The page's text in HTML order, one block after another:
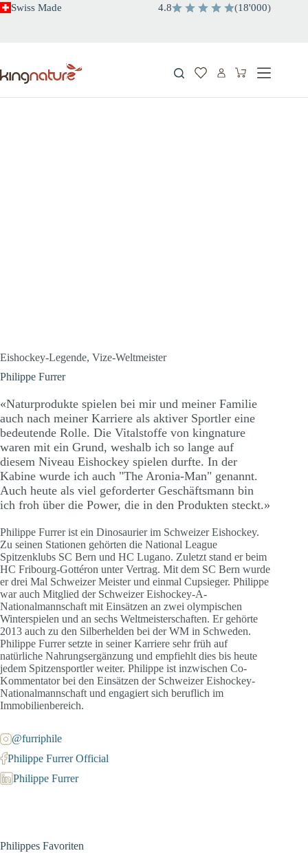
ZumSwiss Made 4.8 (18'000)
Warenkorb
Eishockey-Legende, Vize-Weltmeister
Philippe Furrer
«Naturprodukte spielen bei mir und meiner Familie
auch nach meiner Karriere als aktiver Sportler eine
bedeutende Rolle. Die Vitalstoffe von kingnature
waren mit ein Grund, weshalb ich so lange auf
diesem Niveau Eishockey spielen durfte. In der
Kabine wurde ich auch "The Aronia-Man" genannt.
Auch heute als viel geforderter Geschäftsmann bin
ich froh über die Power, die in den Produkten steckt.»
Philippe Furrer ist ein Dinosaurier im Schweizer Eishockey.
Zu seinen Stationen gehörten die National League
Spitzenklubs SC Bern und HC Lugano. Zuletzt stand er beim
HC Fribourg-Gottéron unter Vertrag. Mit dem SC Bern wurde
er drei Mal Schweizer Meister und einmal Cupsieger. Philippe
war auch Mitglied der Schweizer Eishockey-A-
Nationalmannschaft mit Einsätzen an zwei olympischen
Winterspielen und an sechs Weltmeisterschaften. Er gehörte
2013 auch zu den Silberhelden bei der WM in Schweden.
Philippe Furrer setzte in seiner Karriere sehr früh auf
natürliche Nahrungsergänzung und empfiehlt dies bis heute
jedem Spitzensportler weiter. Philippe ist inzwischen Co-
Kommentator bei den Einsätzen der Schweizer Eishockey-
Nationalmannschaft und engagiert sich beruflich im
Immobilienbereich.
@furriphile
Philippe Furrer Official
Philippe Furrer
Philippes Favoriten